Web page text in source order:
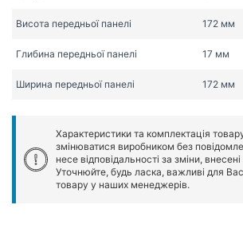
Висота передньої панелі 172 мм
Глибина передньої панелі 17 мм
Ширина передньої панелі 172 мм
Характеристики та комплектація
змінюватися виробником без
несе відповідальності за зміни,
Уточнюйте, будь ласка, важливі для
товару у наших менеджерів.